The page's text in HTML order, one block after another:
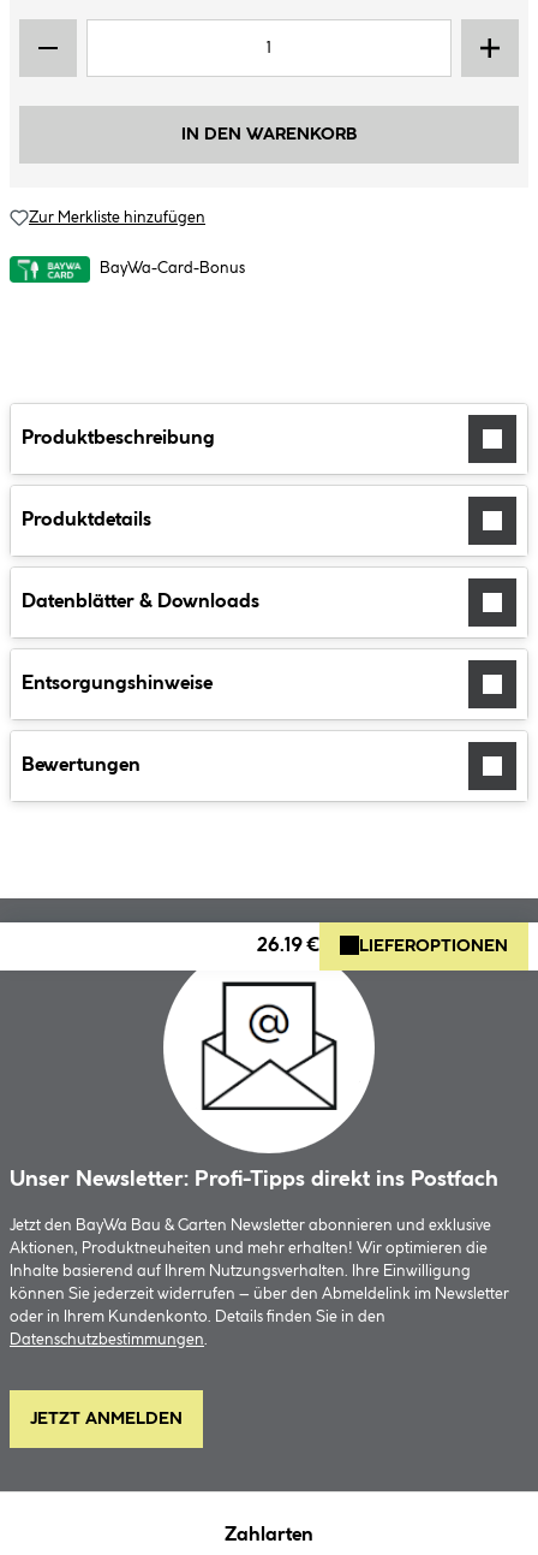
IN DEN WARENKORB
Zur Merkliste hinzufügen
BayWa-Card-Bonus
Produktbeschreibung
Produktdetails
Datenblätter & Downloads
Entsorgungshinweise
Bewertungen
26.19 € LIEFEROPTIONEN
Unser Newsletter: Profi-Tipps direkt ins Postfach
Jetzt den BayWa Bau & Garten Newsletter abonnieren und exklusive
Aktionen, Produktneuheiten und mehr erhalten! Wir optimieren die
Inhalte basierend auf Ihrem Nutzungsverhalten. Ihre Einwilligung
können Sie jederzeit widerrufen – über den Abmeldelink im Newsletter
oder in Ihrem Kundenkonto. Details finden Sie in den
Datenschutzbestimmungen.
JETZT ANMELDEN
Zahlarten